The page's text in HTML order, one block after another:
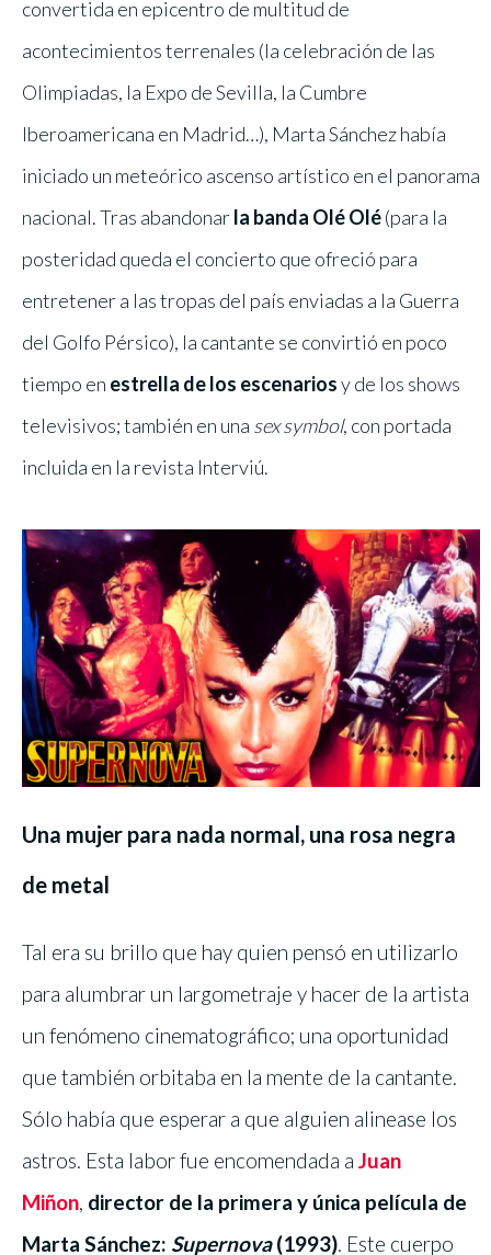
convertida en epicentro de multitud de
acontecimientos terrenales (la celebración de las
Olimpiadas, la Expo de Sevilla, la Cumbre
Iberoamericana en Madrid…), Marta Sánchez había
iniciado un meteórico ascenso artístico en el panorama
nacional. Tras abandonarla banda Olé Olé(para la
posteridad queda el concierto que ofreció para
entretener a las tropas del país enviadas a la Guerra
del Golfo Pérsico), la cantante se convirtió en poco
tiempo en estrella de los escenariosy de los shows
televisivos; también en una sex symbol, con portada
incluida en la revista Interviú.
Una mujer para nada normal, una rosa negra
de metal
Tal era su brillo que hay quien pensó en utilizarlo
para alumbrar un largometraje y hacer de la artista
un fenómeno cinematográfico; una oportunidad
que también orbitaba en la mente de la cantante.
Sólo había que esperar a que alguien alinease los
astros. Esta labor fue encomendada a Juan
Miñon, director de la primera y única película de
Marta Sánchez: Supernova (1993). Este cuerpo